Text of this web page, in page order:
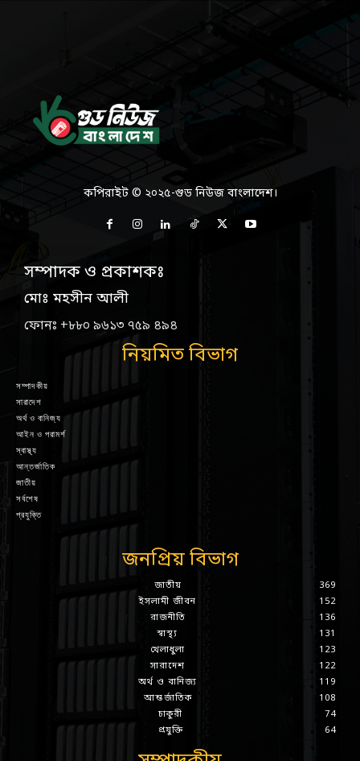
কপিরাইট © ২০২৫-গুড নিউজ বাংলাদেশ।
সম্পাদক ও প্রকাশকঃ
মোঃ মহসীন আলী
ফোনঃ +৮৮০ ৯৬১৩ ৭৫৯ ৪৯৪
নিয়মিত বিভাগ
সম্পাদকীয়
সারাদেশ
অর্থ ও বানিজ্য
আইন ও পরামর্শ
স্বাস্থ্য
আন্তর্জাতিক
জাতীয়
সর্বশেষ
প্রযুক্তি
জনপ্রিয় বিভাগ
জাতীয়
369
ইসলামী জীবন
152
রাজনীতি
136
স্বাস্থ্য
131
খেলাধুলা
123
সারাদেশ
122
অর্থ ও বানিজ্য
119
আন্তর্জাতিক
108
চাকুরী
74
প্রযুক্তি
64